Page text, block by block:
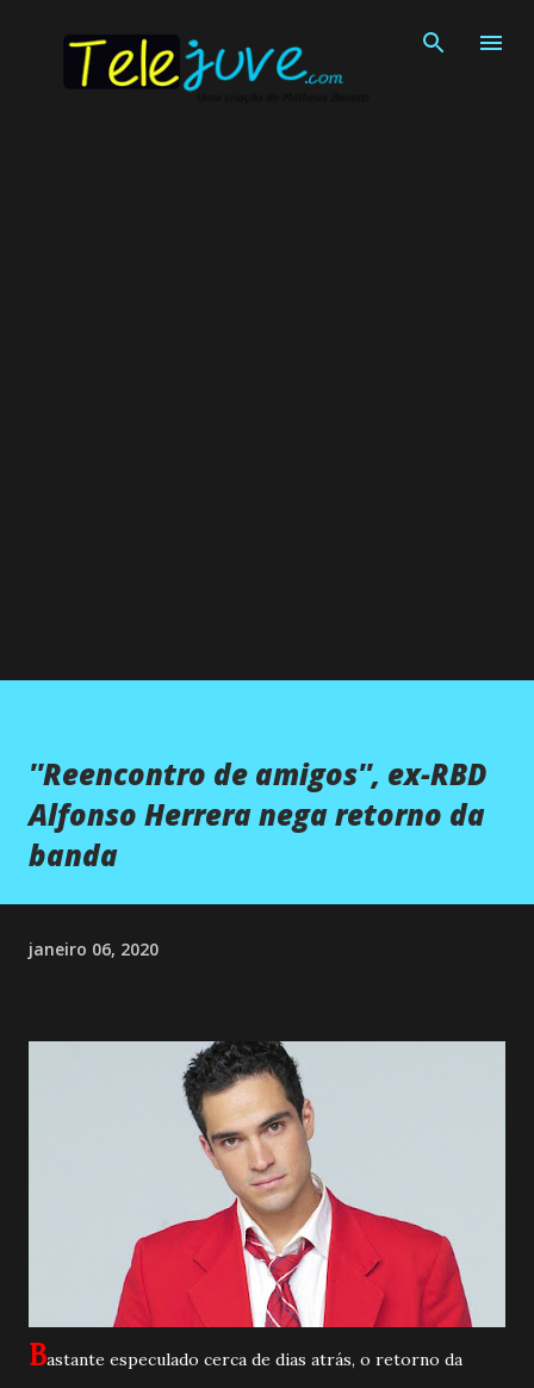
''Reencontro de amigos'', ex-RBD
Alfonso Herrera nega retorno da
banda
janeiro 06, 2020
Bastante especulado cerca de dias atrás, o retorno da